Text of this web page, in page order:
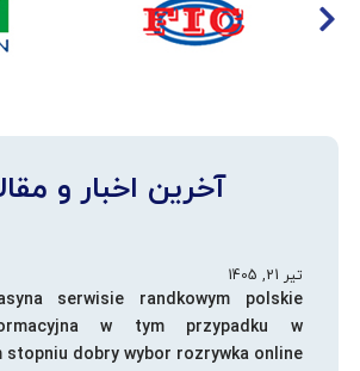
آخرین اخبار و
تیر 21, 1405
serwisie randkowym polskie
w tym przypadku w
stopniu dobry wybor rozrywka online